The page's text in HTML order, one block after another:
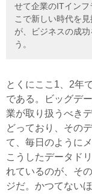
せて企業のITインフ
こで新しい時代を
が、ビジネスの成
う。
とくにここ1、2年
である。ビッグデ
業が取り扱うべき
どっており、その
て、毎日のように
こうしたデータド
れているのが、そ
ジだ。かつてない